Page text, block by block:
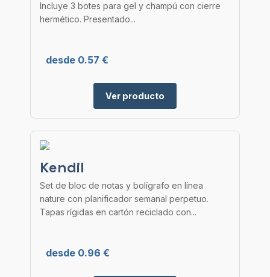
Incluye 3 botes para gel y champú con cierre
hermético. Presentado...
desde 0.57 €
Ver producto
Kendil
Set de bloc de notas y bolígrafo en línea
nature con planificador semanal perpetuo.
Tapas rígidas en cartón reciclado con...
desde 0.96 €